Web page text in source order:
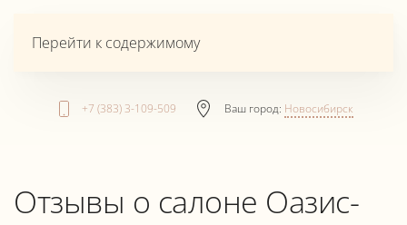
Перейти к содержимому
+7 (383) 3-109-509 Ваш город: Новосибирск
Отзывы о салоне Оазис-